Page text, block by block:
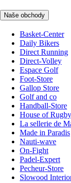
Naše obchody
Basket-Center
Daily Bikers
Direct Running
Direct-Volley
Espace Golf
Foot-Store
Gallop Store
Golf and co
Handball-Store
House of Rugby
La sellerie de
Made in Paradis
Nauti-wave
On-Fight
Padel-Expert
Pecheur-Store
Slowood